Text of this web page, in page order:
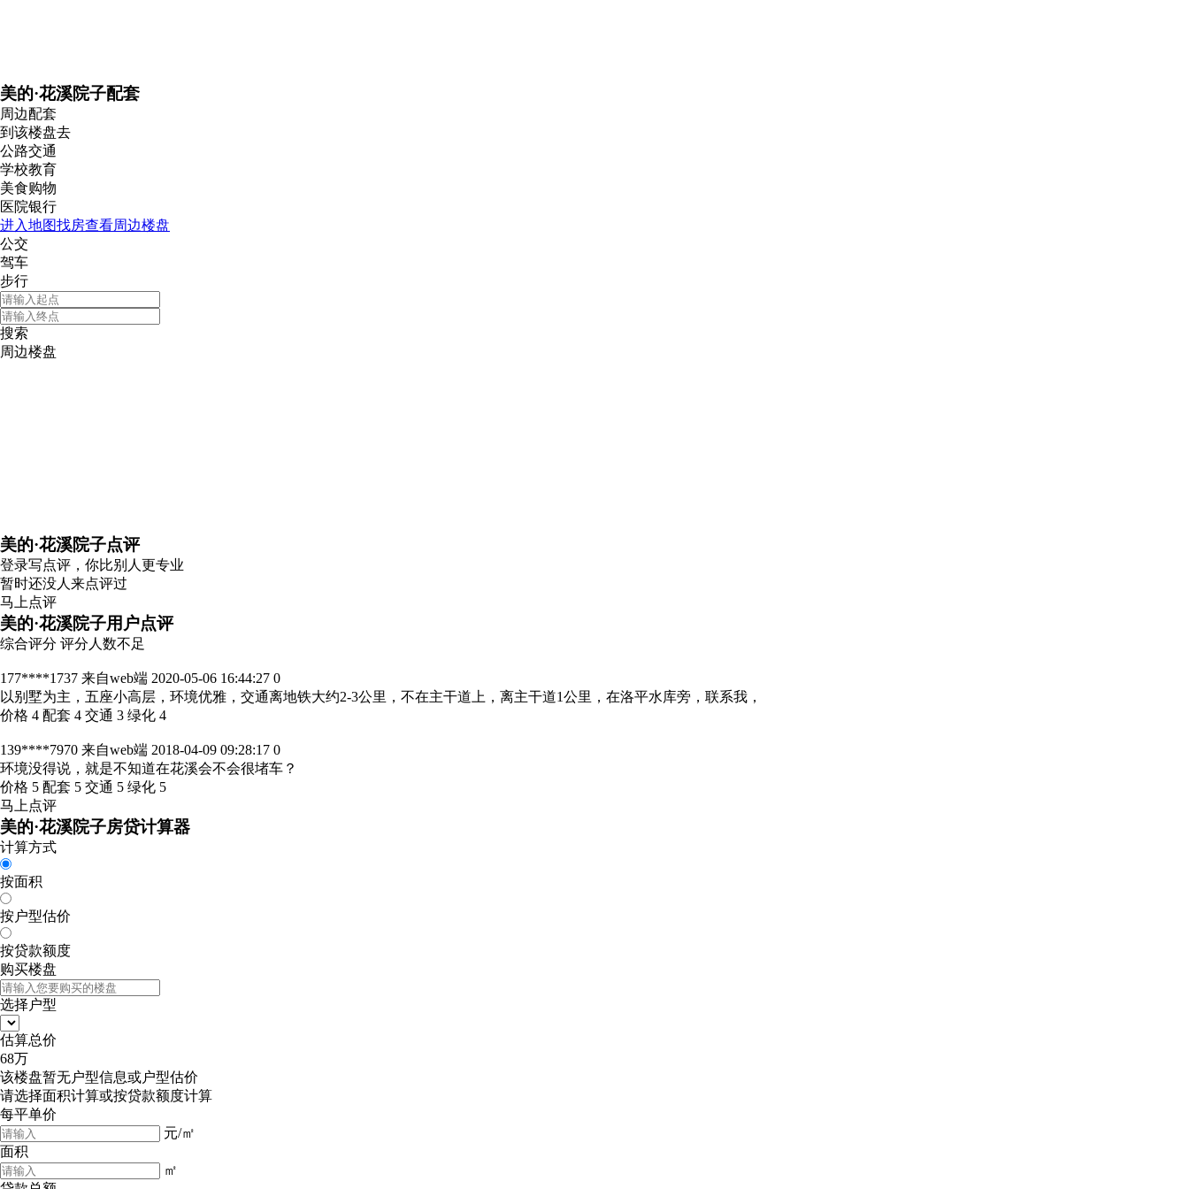
美的·花溪院子配套
周边配套
到该楼盘去
公路交通
学校教育
美食购物
医院银行
进入地图找房查看周边楼盘
公交
驾车
步行
搜索
周边楼盘
美的·花溪院子点评
登录写点评，你比别人更专业
暂时还没人来点评过
马上点评
美的·花溪院子用户点评
综合评分 评分人数不足
177****1737 来自web端 2020-05-06 16:44:27 0
以别墅为主，五座小高层，环境优雅，交通离地铁大约2-3公里，不在主干道上，离主干道1公里，在洛平水库旁，联系我，
价格 4 配套 4 交通 3 绿化 4
139****7970 来自web端 2018-04-09 09:28:17 0
环境没得说，就是不知道在花溪会不会很堵车？
价格 5 配套 5 交通 5 绿化 5
马上点评
美的·花溪院子房贷计算器
计算方式
按面积
按户型估价
按贷款额度
购买楼盘
选择户型
估算总价
68万
该楼盘暂无户型信息或户型估价
请选择面积计算或按贷款额度计算
每平单价
元/㎡
面积
㎡